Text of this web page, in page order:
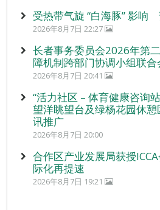
受热带气旋 “白海豚” 影响
2026年8月7日 22:27
长者事务委员会2026年第
障机制跨部门协调小组联合
2026年8月7日 20:41
“活力社区 – 体育健康咨询
望洋眺望台及绿杨花园休
讯推广
2026年8月7日 20:00
合作区产业发展局获授
际化再提速
2026年8月7日 19:21